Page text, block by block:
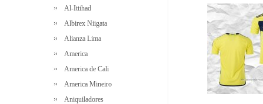
Al-Ittihad
Albirex Niigata
Alianza Lima
America
America de Cali
America Mineiro
Aniquiladores